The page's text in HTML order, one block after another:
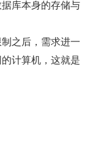
库本身的存储与
之后，需求进一
计算机，这就是